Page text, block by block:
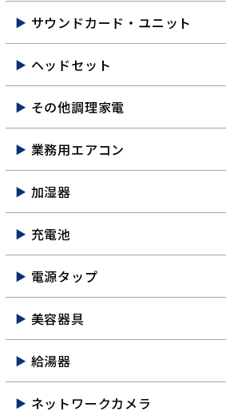
サウンドカード・ユニット
ヘッドセット
その他調理家電
業務用エアコン
加湿器
充電池
電源タップ
美容器具
給湯器
ネットワークカメラ